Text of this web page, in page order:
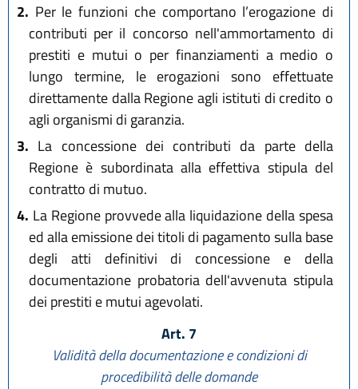
2. Per le funzioni che comportano l’erogazione di
contributi per il concorso nell'ammortamento di
prestiti e mutui o per finanziamenti a medio o
lungo termine, le erogazioni sono effettuate
direttamente dalla Regione agli istituti di credito o
agli organismi di garanzia.
3. La concessione dei contributi da parte della
Regione è subordinata alla effettiva stipula del
contratto di mutuo.
4. La Regione provvede alla liquidazione della spesa
ed alla emissione dei titoli di pagamento sulla base
degli atti definitivi di concessione e della
documentazione probatoria dell'avvenuta stipula
dei prestiti e mutui agevolati.
Art. 7
Validità della documentazione e condizioni di
procedibilità delle domande